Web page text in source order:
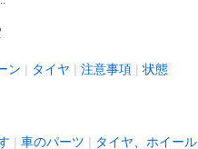
ン タイヤ 注意事項 状態
車のパーツ タイヤ、ホイール